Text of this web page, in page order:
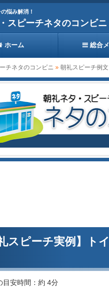
悩み解消！
スピーチネタのコンビニ
ホーム 総合
チネタのコンビニ » 朝礼スピーチ例
礼スピーチ実例】ト
安時間： 約 4分